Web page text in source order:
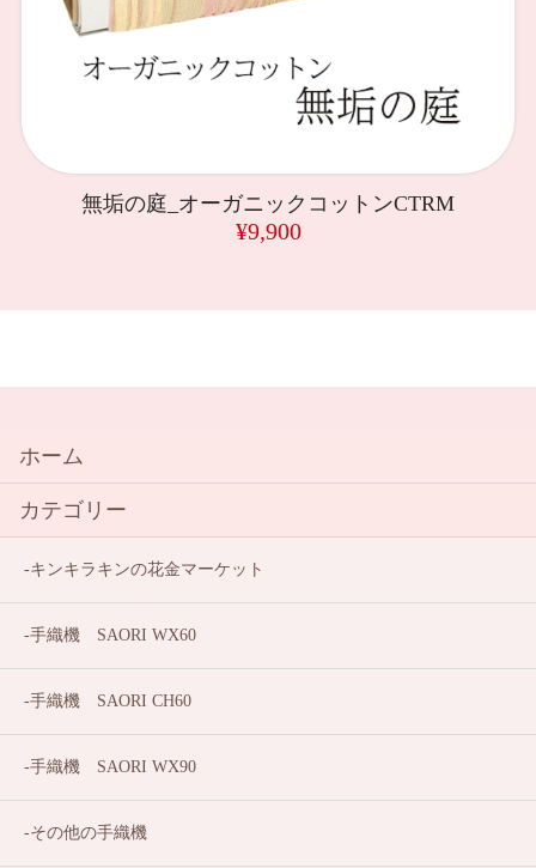
無垢の庭_オーガニックコットンCTRM
¥9,900
ホーム
カテゴリー
キンキラキンの花金マーケット
手織機 SAORI WX60
手織機 SAORI CH60
手織機 SAORI WX90
その他の手織機